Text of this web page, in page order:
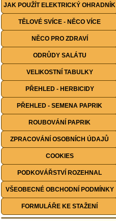
JAK POUŽÍT ELEKTRICKÝ OHRADNÍK
TĚLOVÉ SVÍCE - NĚCO VÍCE
NĚCO PRO ZDRAVÍ
ODRŮDY SALÁTU
VELIKOSTNÍ TABULKY
PŘEHLED - HERBICIDY
PŘEHLED - SEMENA PAPRIK
ROUBOVÁNÍ PAPRIK
ZPRACOVÁNÍ OSOBNÍCH ÚDAJŮ
COOKIES
PODKOVÁŘSTVÍ ROZEHNAL
VŠEOBECNÉ OBCHODNÍ PODMÍNKY
FORMULÁŘE KE STAŽENÍ